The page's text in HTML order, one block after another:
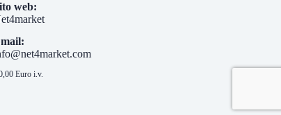
web:
Euro i.v.